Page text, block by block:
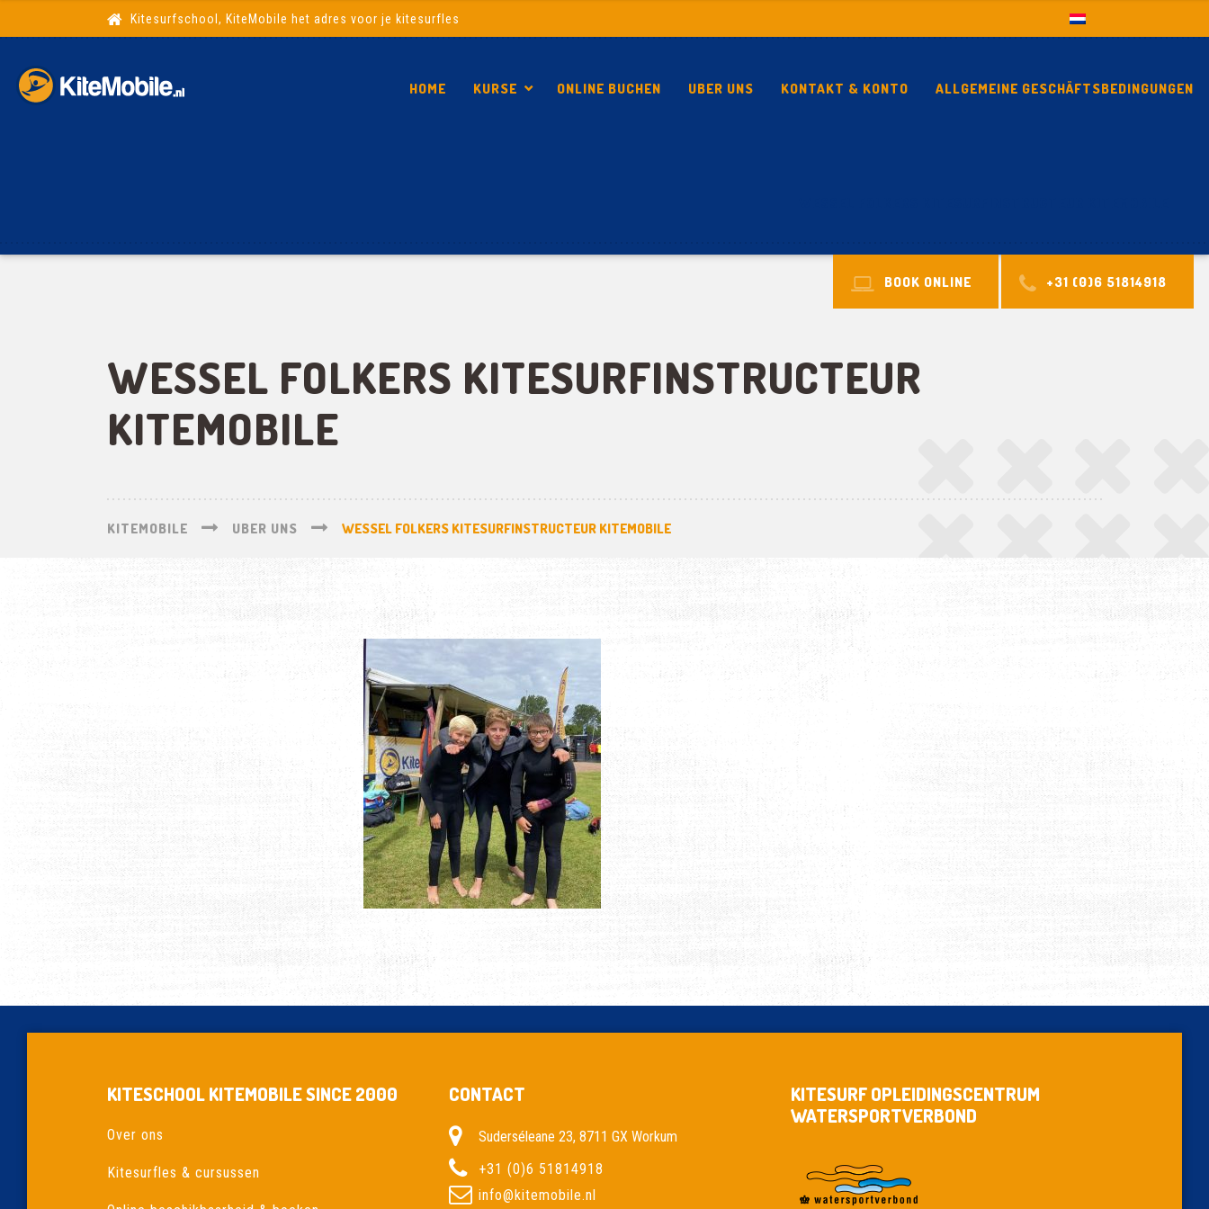
Kitesurfschool, KiteMobile het adres voor je kitesurfles
HOME KURSE ONLINE BUCHEN UBER UNS KONTAKT & KONTO ALLGEMEINE GESCHÄFTSBEDINGUNGEN
BOOK ONLINE +31 (0)6 51814918
WESSEL FOLKERS KITESURFINSTRUCTEUR
KITEMOBILE
KITEMOBILE UBER UNS WESSEL FOLKERS KITESURFINSTRUCTEUR KITEMOBILE
KITESCHOOL KITEMOBILE SINCE 2000
Over ons
Kitesurfles & cursussen
CONTACT
Suderséleane 23, 8711 GX Workum
+31 (0)6 51814918
info@kitemobile.nl
KITESURF OPLEIDINGSCENTRUM
WATERSPORTVERBOND